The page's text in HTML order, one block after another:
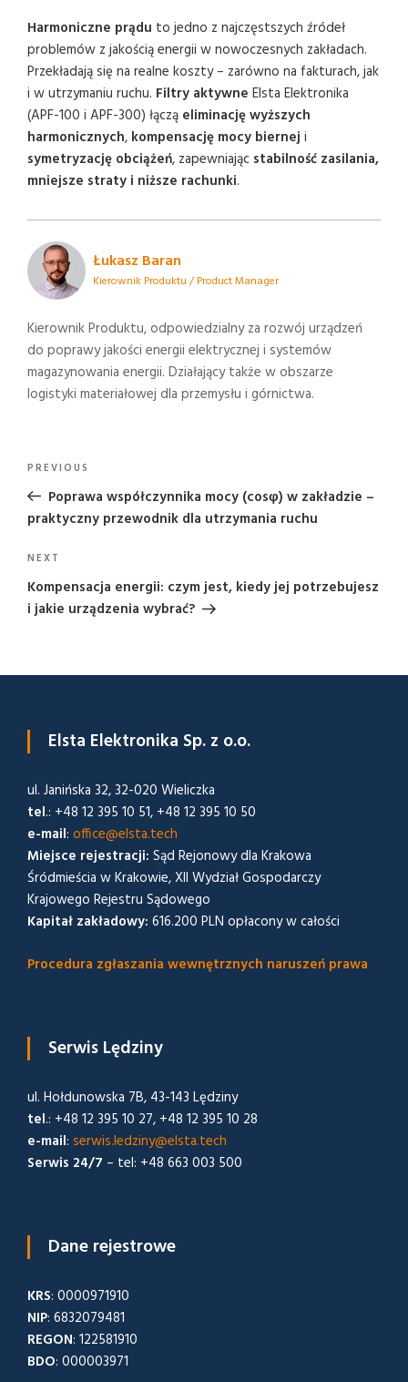
Harmoniczne prądu to jedno z najczęstszych źródeł
problemów z jakością energii w nowoczesnych zakładach.
Przekładają się na realne koszty – zarówno na fakturach, jak
i w utrzymaniu ruchu. Filtry aktywne Elsta Elektronika
(APF-100 i APF-300) łączą eliminację wyższych
harmonicznych, kompensację mocy biernej i
symetryzację obciążeń, zapewniając stabilność zasilania,
mniejsze straty i niższe rachunki.
Łukasz Baran
Kierownik Produktu / Product Manager
Kierownik Produktu, odpowiedzialny za rozwój urządzeń
do poprawy jakości energii elektrycznej i systemów
magazynowania energii. Działający także w obszarze
logistyki materiałowej dla przemysłu i górnictwa.
Nawigacja
wpisu
Previous
Post
PREVIOUS
Poprawa współczynnika mocy (cosφ) w zakładzie –
praktyczny przewodnik dla utrzymania ruchu
Next
Post
NEXT
Kompensacja energii: czym jest, kiedy jej potrzebujesz
i jakie urządzenia wybrać?
Elsta Elektronika Sp. z o.o.
ul. Janińska 32, 32-020 Wieliczka
tel.: +48 12 395 10 51, +48 12 395 10 50
e-mail: office@elsta.tech
Miejsce rejestracji: Sąd Rejonowy dla Krakowa
Śródmieścia w Krakowie, XII Wydział Gospodarczy
Krajowego Rejestru Sądowego
Kapitał zakładowy: 616.200 PLN opłacony w całości
Procedura zgłaszania wewnętrznych naruszeń prawa
Serwis Lędziny
ul. Hołdunowska 7B, 43-143 Lędziny
tel.: +48 12 395 10 27, +48 12 395 10 28
e-mail: serwis.ledziny@elsta.tech
Serwis 24/7 – tel: +48 663 003 500
Dane rejestrowe
KRS: 0000971910
NIP: 6832079481
REGON: 122581910
BDO: 000003971